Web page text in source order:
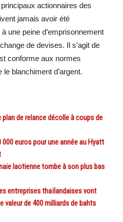
actionnaires des
jamais avoir été
une peine d’emprisonnement
de devises. Il s’agit de
conforme aux normes
blanchiment d’argent.
plan de relance décolle à coups de
000 euros pour une année au Hyatt
laotienne tombe à son plus bas
entreprises thaïlandaises vont
valeur de 400 milliards de bahts